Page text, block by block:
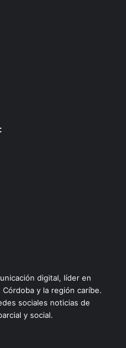
digital, líder en
y la región caríbe.
sociales noticias de
y social.